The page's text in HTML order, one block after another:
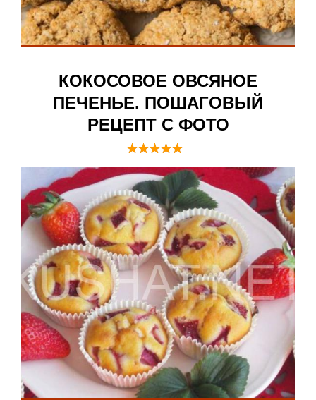
КОКОСОВОЕ ОВСЯНОЕ
ПЕЧЕНЬЕ. ПОШАГОВЫЙ
РЕЦЕПТ С ФОТО